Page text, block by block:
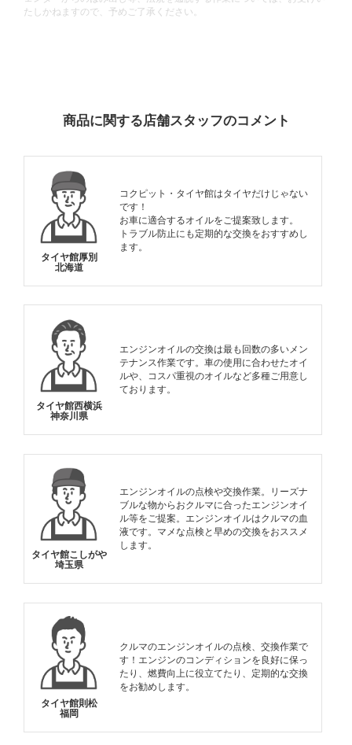
たしかねますので、予めご了承ください。
商品に関する店舗スタッフのコメント
タイヤ館厚別
北海道
コクピット・タイヤ館はタイヤだけじゃない
です！
お車に適合するオイルをご提案致します。
トラブル防止にも定期的な交換をおすすめし
ます。
タイヤ館西横浜
神奈川県
エンジンオイルの交換は最も回数の多いメン
テナンス作業です。車の使用に合わせたオイ
ルや、コスパ重視のオイルなど多種ご用意し
ております。
タイヤ館こしがや
埼玉県
エンジンオイルの点検や交換作業。リーズナ
ブルな物からおクルマに合ったエンジンオイ
ル等をご提案。エンジンオイルはクルマの血
液です。マメな点検と早めの交換をおススメ
します。
タイヤ館則松
福岡
クルマのエンジンオイルの点検、交換作業で
す！エンジンのコンディションを良好に保っ
たり、燃費向上に役立てたり、定期的な交換
をお勧めします。